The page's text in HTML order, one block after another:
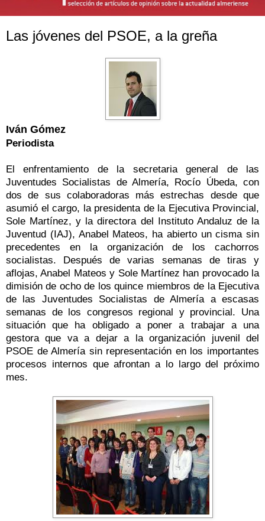
Las jóvenes del PSOE, a la greña
Iván Gómez
Periodista
El enfrentamiento de la secretaria general de las
Juventudes Socialistas de Almería, Rocío Úbeda, con
dos de sus colaboradoras más estrechas desde que
asumió el cargo, la presidenta de la Ejecutiva Provincial,
Sole Martínez, y la directora del Instituto Andaluz de la
Juventud (IAJ), Anabel Mateos, ha abierto un cisma sin
precedentes en la organización de los cachorros
socialistas. Después de varias semanas de tiras y
aflojas, Anabel Mateos y Sole Martínez han provocado la
dimisión de ocho de los quince miembros de la Ejecutiva
de las Juventudes Socialistas de Almería a escasas
semanas de los congresos regional y provincial. Una
situación que ha obligado a poner a trabajar a una
gestora que va a dejar a la organización juvenil del
PSOE de Almería sin representación en los importantes
procesos internos que afrontan a lo largo del próximo
mes.